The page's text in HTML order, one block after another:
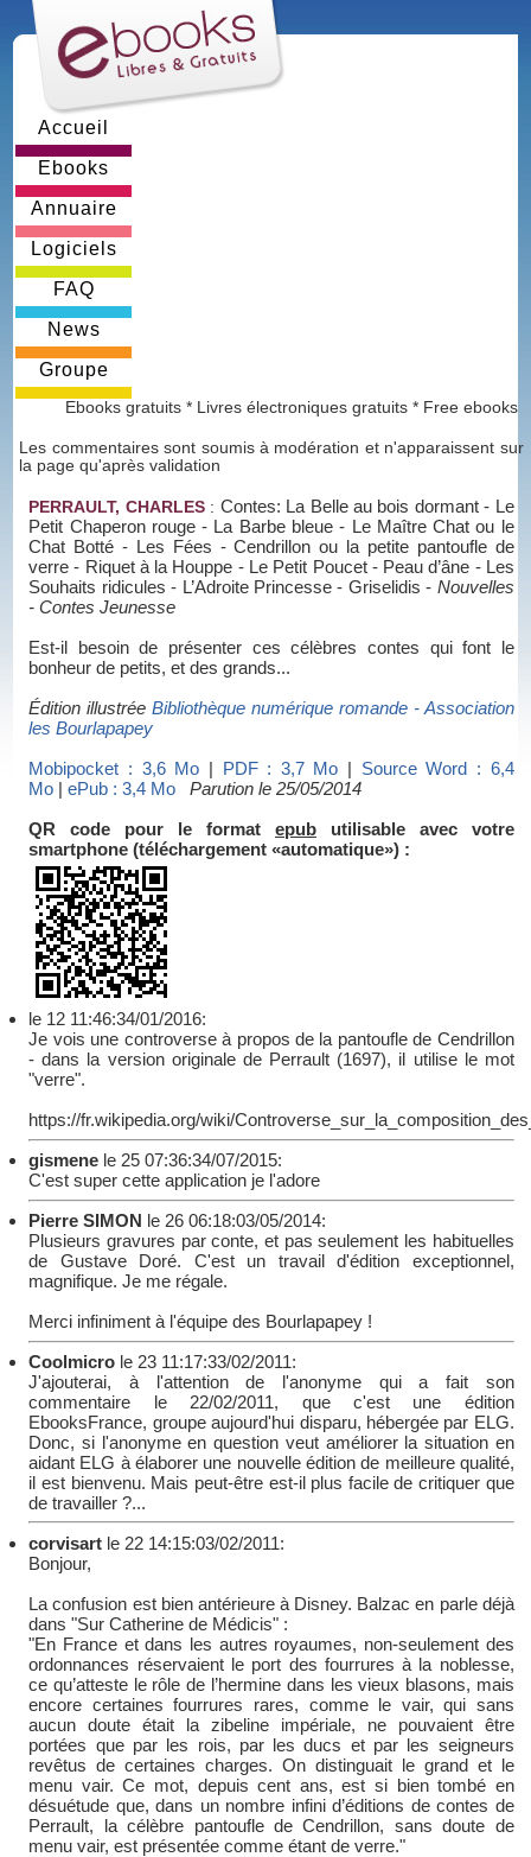
Accueil
Ebooks
Annuaire
Logiciels
FAQ
News
Groupe
Ebooks gratuits * Livres électroniques gratuits * Free ebooks
Les commentaires sont soumis à modération et n'apparaissent sur
la page qu'après validation
PERRAULT, CHARLES: Contes: La Belle au bois dormant - Le
Petit Chaperon rouge - La Barbe bleue - Le Maître Chat ou le
Chat Botté - Les Fées - Cendrillon ou la petite pantoufle de
verre - Riquet à la Houppe - Le Petit Poucet - Peau d’âne - Les
Souhaits ridicules - L’Adroite Princesse - Griselidis - Nouvelles
- Contes Jeunesse
Est-il besoin de présenter ces célèbres contes qui font le
bonheur de petits, et des grands...
Édition illustréeBibliothèque numérique romande - Association
les Bourlapapey
Mobipocket : 3,6 Mo | PDF : 3,7 Mo | Source Word : 6,4
Mo |ePub : 3,4 Mo
Parution le 25/05/2014
QR code pour le format epubutilisable avec votre
smartphone (téléchargement «automatique») :
le 12 11:46:34/01/2016:
Je vois une controverse à propos de la pantoufle de Cendrillon
- dans la version originale de Perrault (1697), il utilise le mot
"verre".
https://fr.wikipedia.org/wiki/
gismene le 25 07:36:34/07/2015:
C'est super cette application je l'adore
Pierre SIMON le 26 06:18:03/05/2014:
Plusieurs gravures par conte, et pas seulement les habituelles
de Gustave Doré. C'est un travail d'édition exceptionnel,
magnifique. Je me régale.
Merci infiniment à l'équipe des Bourlapapey !
Coolmicro le 23 11:17:33/02/2011:
J'ajouterai, à l'attention de l'anonyme qui a fait son
commentaire le 22/02/2011, que c'est une édition
EbooksFrance, groupe aujourd'hui disparu, hébergée par ELG.
Donc, si l'anonyme en question veut améliorer la situation en
aidant ELG à élaborer une nouvelle édition de meilleure qualité,
il est bienvenu. Mais peut-être est-il plus facile de critiquer que
de travailler ?...
corvisart le 22 14:15:03/02/2011:
Bonjour,
La confusion est bien antérieure à Disney. Balzac en parle déjà
dans "Sur Catherine de Médicis" :
"En France et dans les autres royaumes, non-seulement des
ordonnances réservaient le port des fourrures à la noblesse,
ce qu’atteste le rôle de l’hermine dans les vieux blasons, mais
encore certaines fourrures rares, comme le vair, qui sans
aucun doute était la zibeline impériale, ne pouvaient être
portées que par les rois, par les ducs et par les seigneurs
revêtus de certaines charges. On distinguait le grand et le
menu vair. Ce mot, depuis cent ans, est si bien tombé en
désuétude que, dans un nombre infini d’éditions de contes de
Perrault, la célèbre pantoufle de Cendrillon, sans doute de
menu vair, est présentée comme étant de verre."